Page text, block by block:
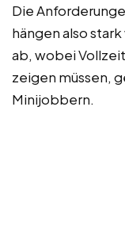
Die
hängen also
ab, wobei
zeigen müssen,
Minijobbern.